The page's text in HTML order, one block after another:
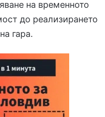
на временното
до реализирането
гара.